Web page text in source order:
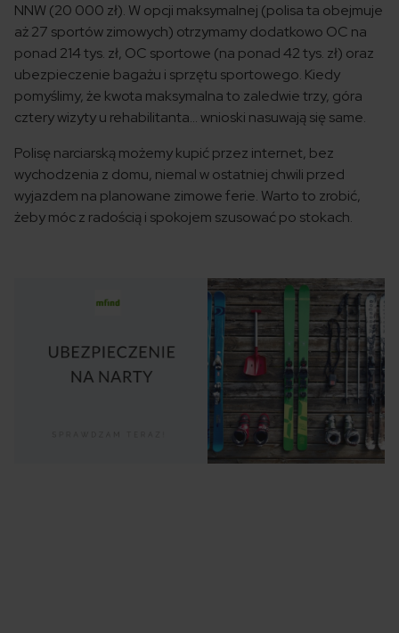
NNW (20 000 zł). W opcji maksymalnej (polisa ta obejmuje
aż 27 sportów zimowych) otrzymamy dodatkowo OC na
ponad 214 tys. zł, OC sportowe (na ponad 42 tys. zł) oraz
ubezpieczenie bagażu i sprzętu sportowego. Kiedy
pomyślimy, że kwota maksymalna to zaledwie trzy, góra
cztery wizyty u rehabilitanta… wnioski nasuwają się same.
Polisę narciarską możemy kupić przez internet, bez
wychodzenia z domu, niemal w ostatniej chwili przed
wyjazdem na planowane zimowe ferie. Warto to zrobić,
żeby móc z radością i spokojem szusować po stokach.